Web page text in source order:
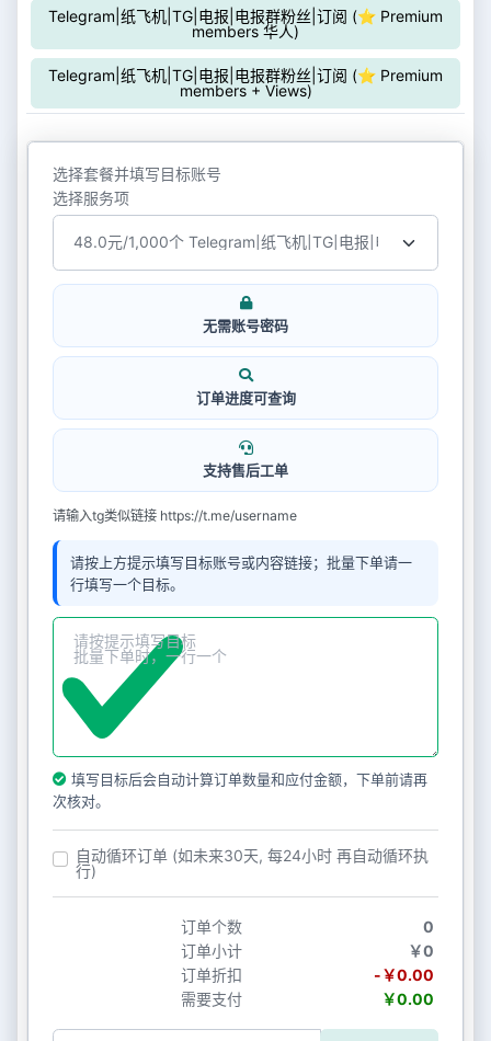
Telegram|纸飞机|TG|电报|电报群粉丝|订阅 (⭐ Premium
members 华人)
Telegram|纸飞机|TG|电报|电报群粉丝|订阅 (⭐ Premium
members + Views)
选择套餐并填写目标账号
选择服务项
无需账号密码
订单进度可查询
支持售后工单
请输入tg类似链接 https://t.me/username
请按上方提示填写目标账号或内容链接；批量下单请一
行填写一个目标。
填写目标后会自动计算订单数量和应付金额，下单前请再
次核对。
自动循环订单 (如未来30天, 每24小时 再自动循环执
行)
订单个数
0
订单小计
￥0
订单折扣
-￥0.00
需要支付
￥0.00